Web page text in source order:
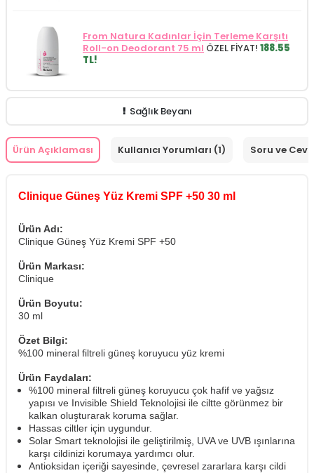
From Natura Kadınlar İçin Terleme Karşıtı
Roll-on Deodorant 75 ml ÖZEL FİYAT! 188.55
TL!
Sağlık Beyanı
Ürün Açıklaması Kullanıcı Yorumları (1) Soru ve
Clinique Güneş Yüz Kremi SPF +50 30 ml
Ürün Adı:
Clinique Güneş Yüz Kremi SPF +50
Ürün Markası:
Clinique
Ürün Boyutu:
30 ml
Özet Bilgi:
%100 mineral filtreli güneş koruyucu yüz kremi
Ürün Faydaları:
%100 mineral filtreli güneş koruyucu çok hafif ve yağsız
yapısı ve Invisible Shield Teknolojisi ile ciltte görünmez bir
kalkan oluşturarak koruma sağlar.
Hassas ciltler için uygundur.
Solar Smart teknolojisi ile geliştirilmiş, UVA ve UVB ışınlarına
karşı cildinizi korumaya yardımcı olur.
Antioksidan içeriği sayesinde, çevresel zararlara karşı cildi